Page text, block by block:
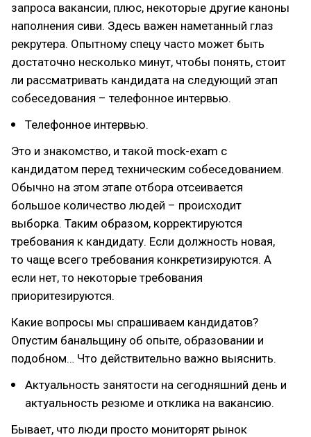
запроса вакансии, плюс, некоторые другие каноны
наполнения сиви. Здесь важен наметанный глаз
рекрутера. Опытному спецу часто может быть
достаточно несколько минут, чтобы понять, стоит
ли рассматривать кандидата на следующий этап
собеседования – телефонное интервью.
Телефонное интервью.
Это и знакомство, и такой mock-exam с
кандидатом перед техническим собеседованием.
Обычно на этом этапе отбора отсеивается
большое количество людей – происходит
выборка. Таким образом, корректируются
требования к кандидату. Если должность новая,
то чаще всего требования конкретизируются. А
если нет, то некоторые требования
приоритезируются.
Какие вопросы мы спрашиваем кандидатов?
Опустим банальщину об опыте, образовании и
подобном… Что действительно важно выяснить.
Актуальность занятости на сегодняшний день и
актуальность резюме и отклика на вакансию.
Бывает, что люди просто мониторят рынок